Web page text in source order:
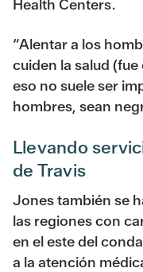
Health Centers.
“Alentar a los
cuiden la salud
eso no suele ser
hombres, sean
Llevando
de Travis
Jones también se
las regiones con
en el este del
a la atención